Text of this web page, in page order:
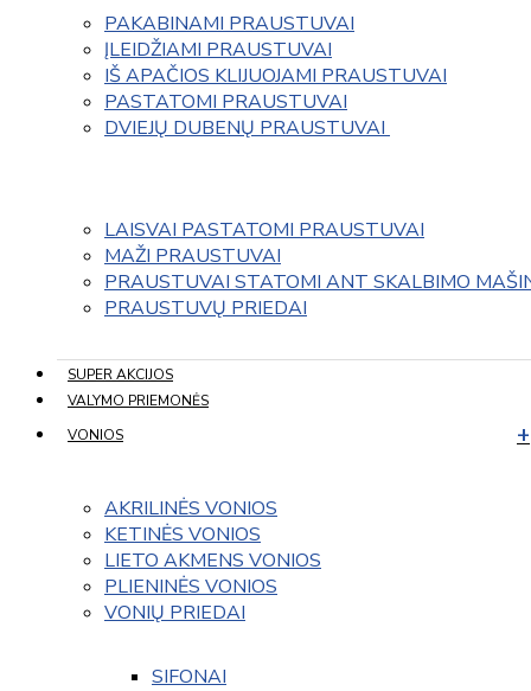
PAKABINAMI PRAUSTUVAI
ĮLEIDŽIAMI PRAUSTUVAI
IŠ APAČIOS KLIJUOJAMI PRAUSTUVAI
PASTATOMI PRAUSTUVAI
DVIEJŲ DUBENŲ PRAUSTUVAI
LAISVAI PASTATOMI PRAUSTUVAI
MAŽI PRAUSTUVAI
PRAUSTUVAI STATOMI ANT SKALBIMO
PRAUSTUVŲ PRIEDAI
SUPER AKCIJOS
VALYMO PRIEMONĖS
VONIOS
AKRILINĖS VONIOS
KETINĖS VONIOS
LIETO AKMENS VONIOS
PLIENINĖS VONIOS
VONIŲ PRIEDAI
SIFONAI